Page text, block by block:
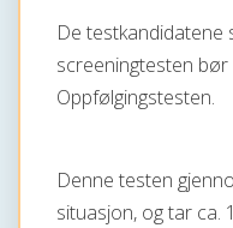
De testkandidatene
screeningtesten bør
Oppfølgingstesten.
Denne testen
situasjon, og tar ca.